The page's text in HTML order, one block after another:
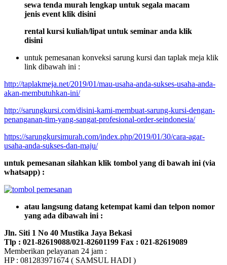
sewa tenda murah lengkap untuk segala macam
jenis event klik disini
rental kursi kuliah/lipat untuk seminar anda klik
disini
untuk pemesanan konveksi sarung kursi dan taplak meja klik
link dibawah ini :
http://taplakmeja.net/2019/01/mau-usaha-anda-sukses-usaha-anda-
akan-membutuhkan-ini/
http://sarungkursi.com/disini-kami-membuat-sarung-kursi-dengan-
penanganan-tim-yang-sangat-profesional-order-seindonesia/
https://sarungkursimurah.com/index.php/2019/01/30/cara-agar-
usaha-anda-sukses-dan-maju/
untuk pemesanan silahkan klik tombol yang di bawah ini (via
whatsapp) :
atau langsung datang ketempat kami dan telpon nomor
yang ada dibawah ini :
Jln. Siti 1 No 40 Mustika Jaya Bekasi
Tlp : 021-82619088/021-82601199 Fax : 021-82619089
Memberikan pelayanan 24 jam :
HP : 081283971674 ( SAMSUL HADI )